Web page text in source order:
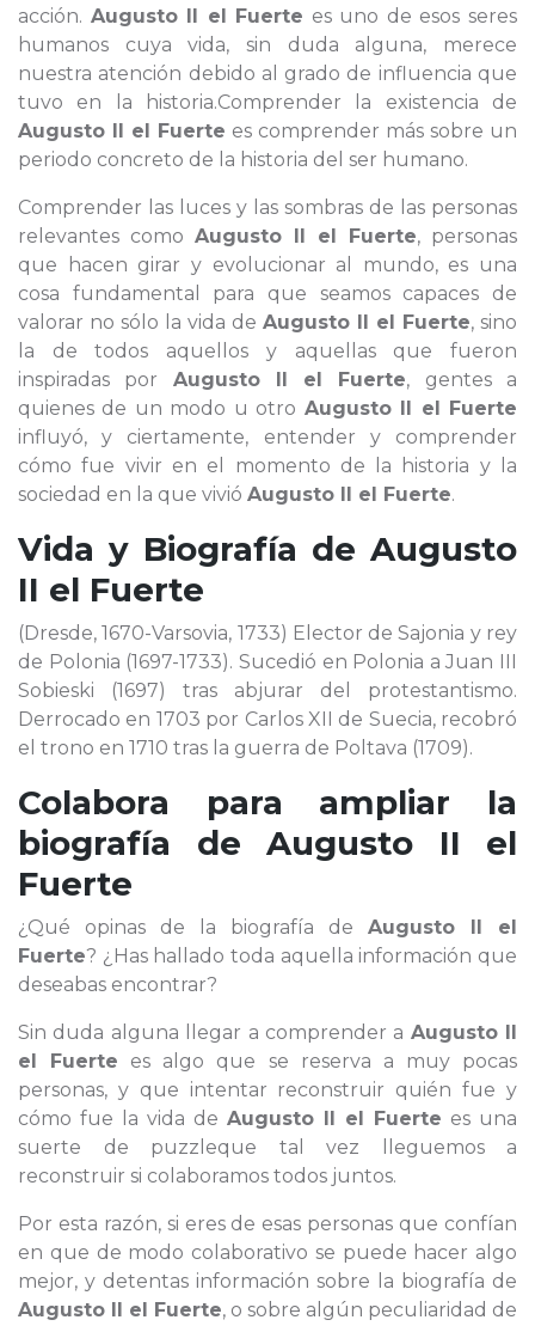
acción. Augusto II el Fuerte es uno de esos seres
humanos cuya vida, sin duda alguna, merece
nuestra atención debido al grado de influencia que
tuvo en la historia.Comprender la existencia de
Augusto II el Fuerte es comprender más sobre un
periodo concreto de la historia del ser humano.
Comprender las luces y las sombras de las personas
relevantes como Augusto II el Fuerte, personas
que hacen girar y evolucionar al mundo, es una
cosa fundamental para que seamos capaces de
valorar no sólo la vida de Augusto II el Fuerte, sino
la de todos aquellos y aquellas que fueron
inspiradas por Augusto II el Fuerte, gentes a
quienes de un modo u otro Augusto II el Fuerte
influyó, y ciertamente, entender y comprender
cómo fue vivir en el momento de la historia y la
sociedad en la que vivió Augusto II el Fuerte.
Vida y Biografía de Augusto
II el Fuerte
(Dresde, 1670-Varsovia, 1733) Elector de Sajonia y rey
de Polonia (1697-1733). Sucedió en Polonia a Juan III
Sobieski (1697) tras abjurar del protestantismo.
Derrocado en 1703 por Carlos XII de Suecia, recobró
el trono en 1710 tras la guerra de Poltava (1709).
Colabora para ampliar la
biografía de Augusto II el
Fuerte
¿Qué opinas de la biografía de Augusto II el
Fuerte? ¿Has hallado toda aquella información que
deseabas encontrar?
Sin duda alguna llegar a comprender a Augusto II
el Fuerte es algo que se reserva a muy pocas
personas, y que intentar reconstruir quién fue y
cómo fue la vida de Augusto II el Fuerte es una
suerte de puzzleque tal vez lleguemos a
reconstruir si colaboramos todos juntos.
Por esta razón, si eres de esas personas que confían
en que de modo colaborativo se puede hacer algo
mejor, y detentas información sobre la biografía de
Augusto II el Fuerte, o sobre algún peculiaridad de